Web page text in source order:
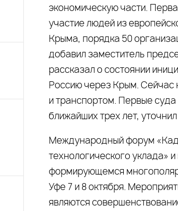
экономическую части.
участие людей из
Крыма, порядка 50
добавил заместитель
рассказал о состоянии
Россию через Крым. Сейчас
и транспортом. Первые
ближайших трех лет,
Международный форум
технологического уклада»
формирующемся
Уфе 7 и 8 октября.
являются